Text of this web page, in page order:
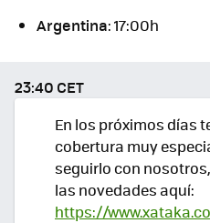
Argentina: 17:00h
23:40 CET
En los próximos días
cobertura muy
seguirlo con
las novedades aquí:
https://